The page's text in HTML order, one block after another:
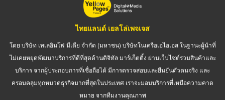
ไทยแลนด์ เยลโล่เพจเจส
โดย บริษัท เทเลอินโฟ มีเดีย จำกัด (มหาชน) บริษัทในเครือเอไอเอส ในฐานะผู้นำที่
ไม่เคยหยุดพัฒนาบริการที่ดีที่สุดด้านดิจิทัล มาร์เก็ตติ้ง ผ่านเว็บไซต์รวมสินค้าและ
บริการ จากผู้ประกอบการที่เชื่อถือได้ มีการตรวจสอบและยืนยันตัวตนจริง และ
ครอบคลุมทุกหมวดธุรกิจมากที่สุดในประเทศ เราจะมอบบริการที่เหนือความคาด
หมาย จากทีมงานคุณภาพ